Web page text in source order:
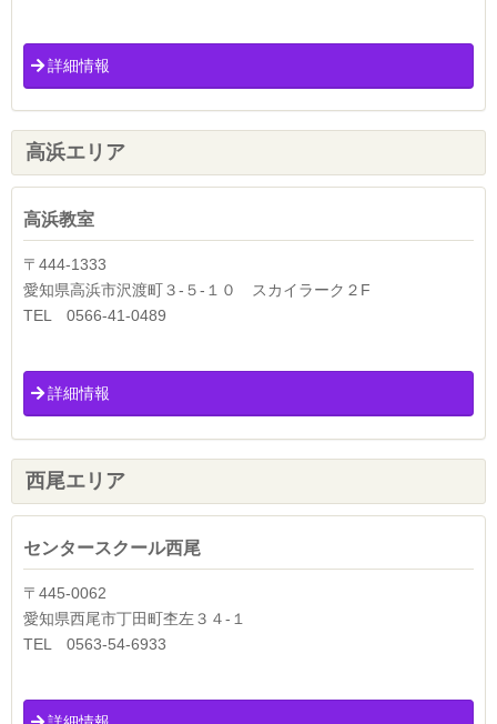
詳細情報
高浜エリア
高浜教室
〒444-1333
愛知県高浜市沢渡町３-５-１０ スカイラーク２F
TEL 0566-41-0489
詳細情報
西尾エリア
センタースクール西尾
〒445-0062
愛知県西尾市丁田町杢左３４-１
TEL 0563-54-6933